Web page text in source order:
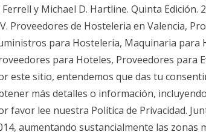
Ferrell y Michael D. Hartline. Quinta Edición.
Proveedores de Hosteleria en Valencia,
para Hosteleria, Maquinaria para
para Hoteles, Proveedores para
este sitio, entendemos que das tu
más detalles o información,
favor lee nuestra Política de Privacidad.
aumentando sustancialmente las zonas